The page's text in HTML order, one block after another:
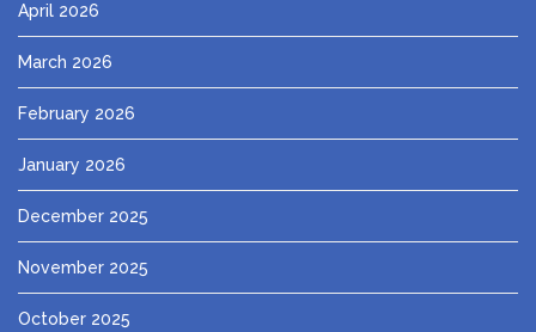
April 2026
March 2026
February 2026
January 2026
December 2025
November 2025
October 2025